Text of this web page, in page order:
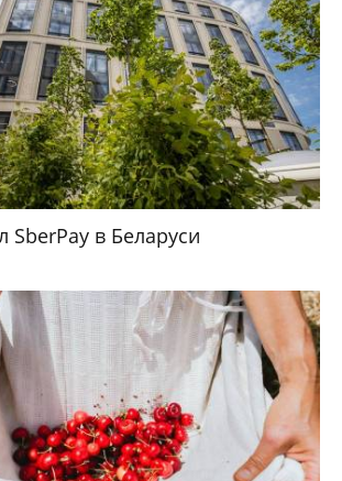
SberPay в Беларуси